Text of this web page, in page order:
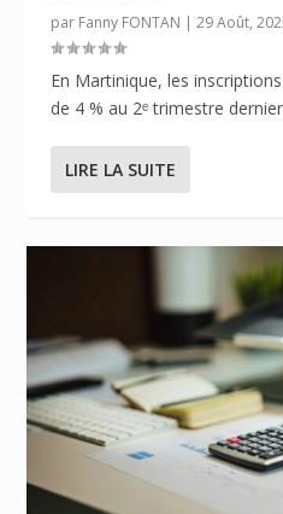
par Fanny FONTAN |29 Août,
En Martinique, les
de 4 % au 2ᵉ trimestre
LIRE LA SUITE